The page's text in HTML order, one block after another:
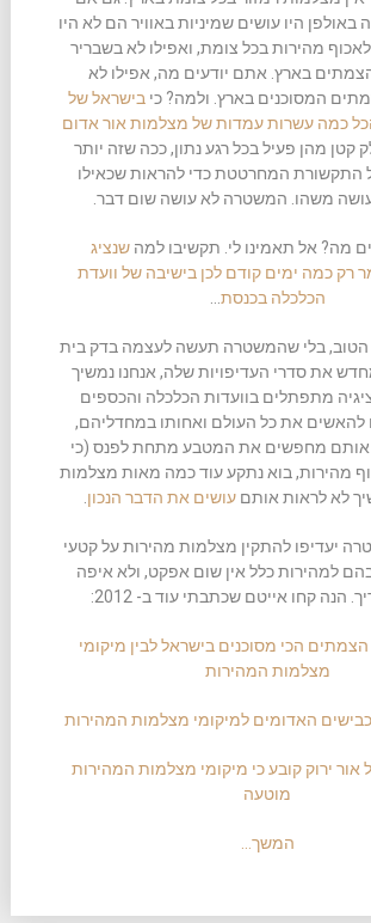
באולפן היו עושים שמיניות באוויר הם לא היו
מהירות בכל צומת, ואפילו לא בשבריר
בארץ. אתם יודעים מה, אפילו לא
המסוכנים בארץ. ולמה? כי בישראל של
הכל כמה עשרות עמדות של מצלמות אור אדום
קטן מהן פעיל בכל רגע נתון, ככה שזה יותר
התקשורת המחרטטת כדי להראות שכאילו
משהו. המשטרה לא עושה שום דבר.
מה? אל תאמינו לי. תקשיבו למה שנציג
כמה ימים קודם לכן בישיבה של וועדת
הכלכלה בכנסת
הטוב, בלי שהמשטרה תעשה לעצמה בדק בית
את סדרי העדיפויות שלה, אנחנו נמשיך
מתפתלים בוועדות הכלכלה והכספים
את כל העולם ואחותו במחדליהם,
אותם מחפשים את המטבע מתחת לפנס (כי
מהירות, בוא נתקע עוד כמה מאות מצלמות
לא לראות אותם עושים את הדבר הנכון
יעדיפו להתקין מצלמות מהירות על קטעי
למהירות כלל אין שום אפקט, ולא איפה
הנה קחו אייטם שכתבתי עוד ב- 2012:
הכי מסוכנים בישראל לבין מיקומי
מצלמות המהירות
האדומים למיקומי מצלמות המהירות
ירוק קובע כי מיקומי מצלמות המהירות
מוטעה
המשך…